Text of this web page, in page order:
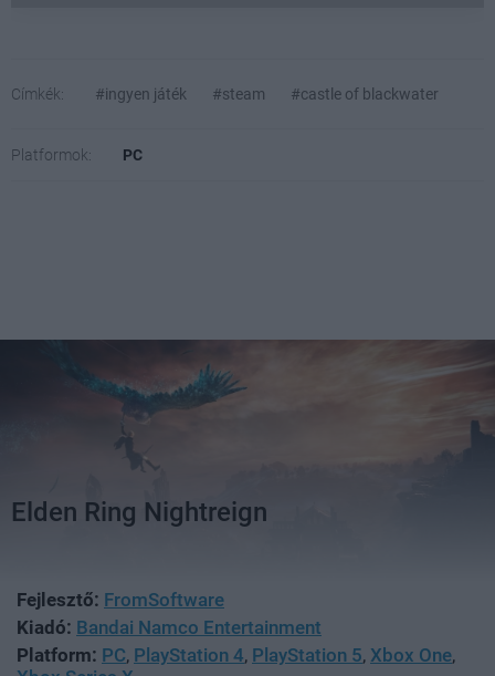
Címkék: #ingyen játék #steam #castle of blackwater
Platformok: PC
Elden Ring Nightreign
Fejlesztő: FromSoftware
Kiadó: Bandai Namco Entertainment
Platform: PC, PlayStation 4, PlayStation 5, Xbox One,